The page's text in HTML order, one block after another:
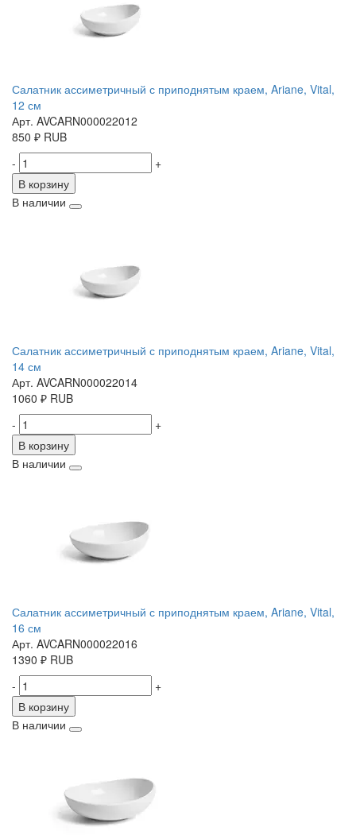
Салатник ассиметричный с приподнятым краем, Ariane, Vital,
12 см
Арт. AVCARN000022012
850 ₽ RUB
-
+
В корзину
В наличии
Салатник ассиметричный с приподнятым краем, Ariane, Vital,
14 см
Арт. AVCARN000022014
1060 ₽ RUB
-
+
В корзину
В наличии
Салатник ассиметричный с приподнятым краем, Ariane, Vital,
16 см
Арт. AVCARN000022016
1390 ₽ RUB
-
+
В корзину
В наличии